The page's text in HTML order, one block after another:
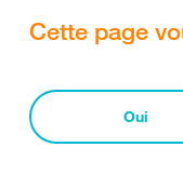
Cette page
Oui